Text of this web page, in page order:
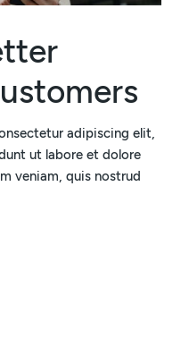
adipiscing elit,
ut labore et dolore
veniam, quis nostrud